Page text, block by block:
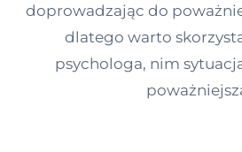
doprowadzając do
dlatego warto
psychologa, nim